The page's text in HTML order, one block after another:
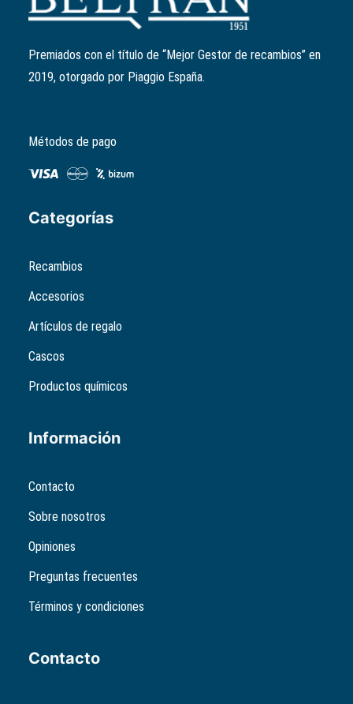
607178M
230,00
original
era:
€El
actual
Premiados con el título de “Mejor Gestor de recambios” en
2019, otorgado por Piaggio España.
Métodos de pago
Categorías
Recambios
Accesorios
Artículos de regalo
Cascos
Productos químicos
Información
Contacto
Sobre nosotros
Opiniones
Preguntas frecuentes
Términos y condiciones
Contacto